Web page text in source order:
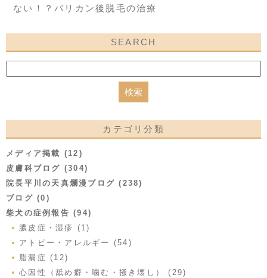
ない！？バリカン後脱毛の治療
SEARCH
カテゴリ分類
メディア掲載 (12)
皮膚科ブログ (304)
院長平川の天真爛漫ブログ (238)
ブログ (0)
柴犬の症例報告 (94)
膿皮症・湿疹 (1)
アトピー・アレルギー (54)
脂漏症 (12)
心因性（舐め癖・噛む・掻き壊し） (29)